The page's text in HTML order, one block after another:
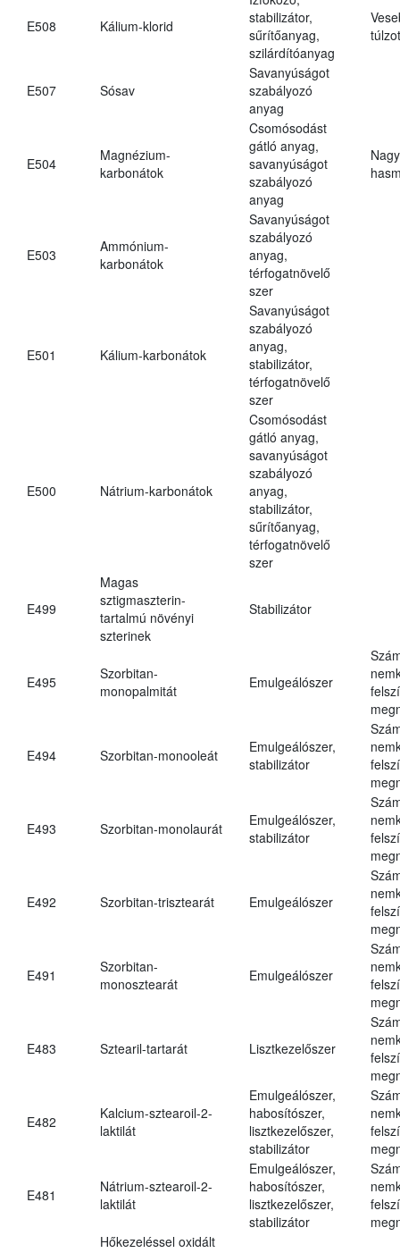
E508 Kálium-klorid
stabilizátor,
sűrítőanyag,
szilárdítóanyag
E507 Sósav
Savanyúságot
szabályozó
anyag
E504
Magnézium-
karbonátok
Csomósodást
gátló anyag,
savanyúságot
szabályozó
anyag
E503
Ammónium-
karbonátok
Savanyúságot
szabályozó
anyag,
térfogatnövelő
szer
E501 Kálium-karbonátok
Savanyúságot
szabályozó
anyag,
stabilizátor,
térfogatnövelő
szer
E500 Nátrium-karbonátok
Csomósodást
gátló anyag,
savanyúságot
szabályozó
anyag,
stabilizátor,
sűrítőanyag,
térfogatnövelő
szer
E499
Magas
sztigmaszterin-
tartalmú növényi
szterinek
Stabilizátor
E495
Szorbitan-
monopalmitát
Emulgeálószer
E494 Szorbitan-monooleát
Emulgeálószer,
stabilizátor
E493 Szorbitan-monolaurát
Emulgeálószer,
stabilizátor
E492 Szorbitan-trisztearát Emulgeálószer
E491
Szorbitan-
monosztearát
Emulgeálószer
E483 Sztearil-tartarát Lisztkezelőszer
E482
Kalcium-sztearoil-2-
laktilát
Emulgeálószer,
habosítószer,
lisztkezelőszer,
stabilizátor
E481
Nátrium-sztearoil-2-
laktilát
Emulgeálószer,
habosítószer,
lisztkezelőszer,
stabilizátor
Hőkezeléssel oxidált